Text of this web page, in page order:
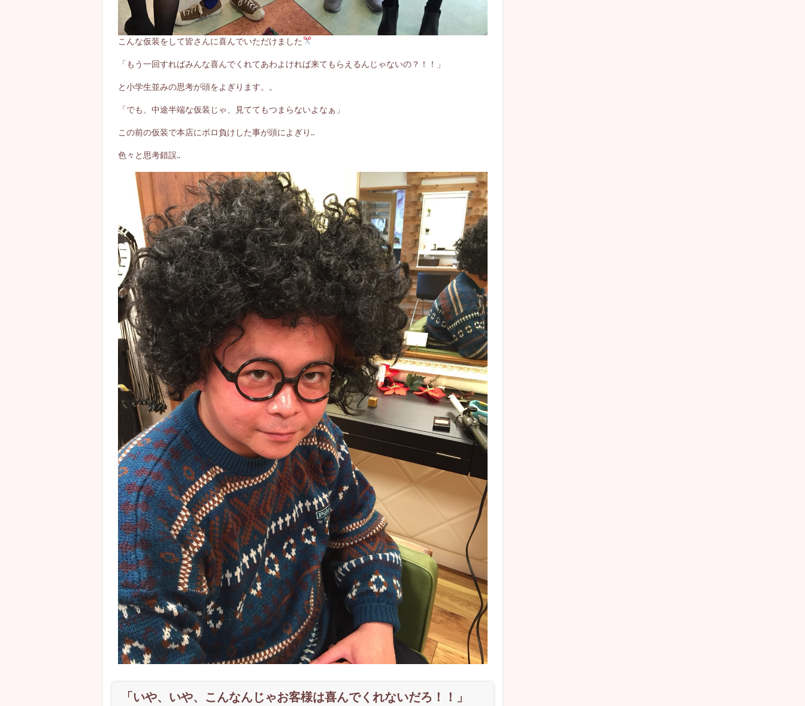
こんな仮装をして皆さんに喜んでいただけました
「もう一回すればみんな喜んでくれてあわよければ来てもらえるんじゃないの？！！」
と小学生並みの思考が頭をよぎります。。
「でも、中途半端な仮装じゃ、見ててもつまらないよなぁ」
この前の仮装で本店にボロ負けした事が頭によぎり..
色々と思考錯誤..
「いや、いや、こんなんじゃお客様は喜んでくれないだろ！！」